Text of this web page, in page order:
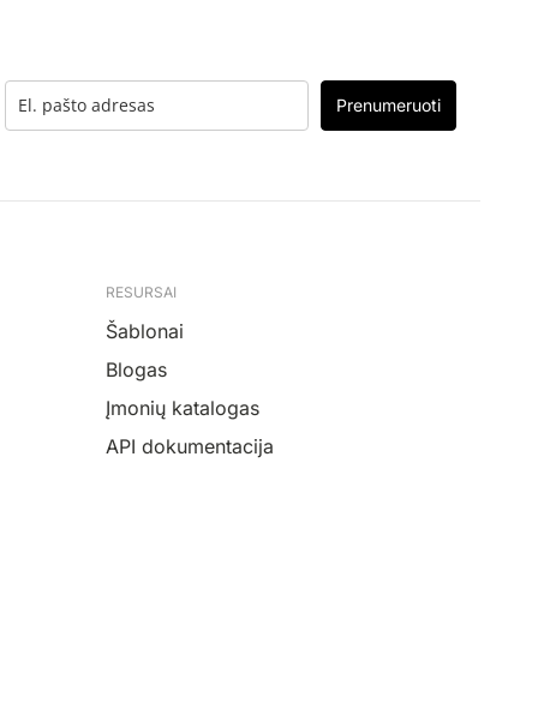
Prenumeruoti
RESURSAI
Šablonai
Blogas
Įmonių katalogas
API dokumentacija